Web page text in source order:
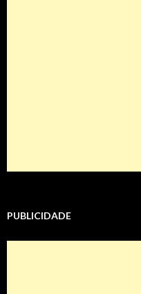
PUBLICIDADE